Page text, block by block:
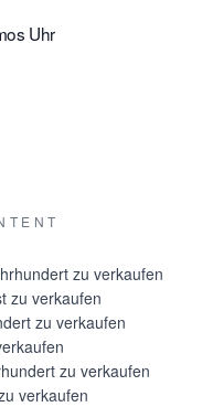
Uhr
zu verkaufen
zu verkaufen
zu verkaufen
zu verkaufen
verkaufen